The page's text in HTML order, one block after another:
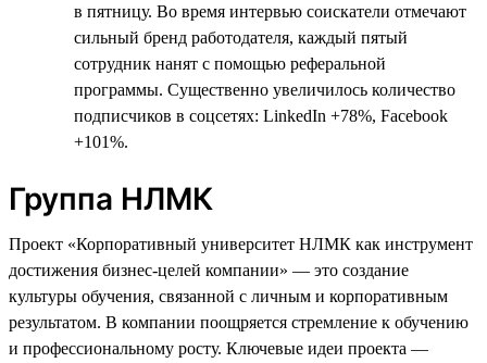
в пятницу. Во время интервью соискатели отмечают
сильный бренд работодателя, каждый пятый
сотрудник нанят с помощью реферальной
программы. Существенно увеличилось количество
подписчиков в соцсетях: LinkedIn +78%, Facebook
+101%.
Группа НЛМК
Проект «Корпоративный университет НЛМК как инструмент
достижения бизнес-целей компании» — это создание
культуры обучения, связанной с личным и корпоративным
результатом. В компании поощряется стремление к обучению
и профессиональному росту. Ключевые идеи проекта —